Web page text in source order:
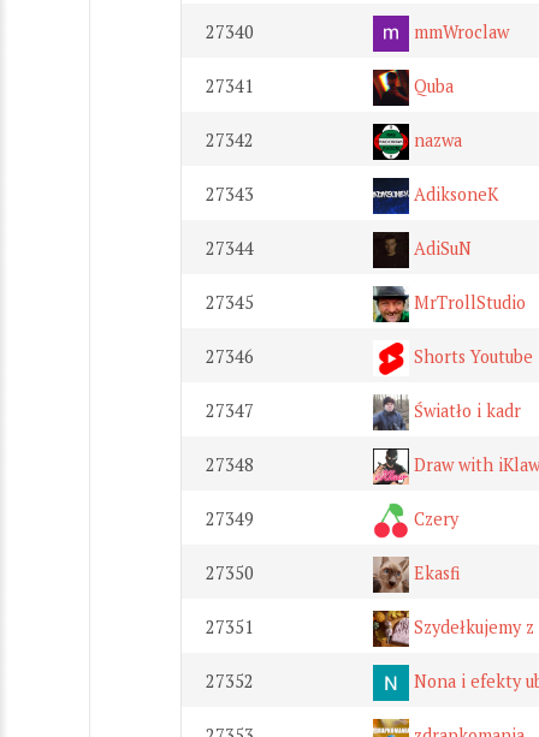
27340 mmWroclaw
27341 Quba
27342 nazwa
27343 AdiksoneK
27344 AdiSuN
27345 MrTrollStudio
27346 Shorts Youtube
27347 Światło i kadr
27348 Draw with iKlaw
27349 Czery
27350 Ekasfi
27351 Szydełkujemy z
27352 Nona i efekty